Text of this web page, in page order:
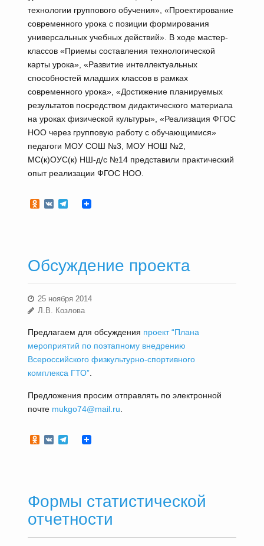
технологии группового обучения», «Проектирование
современного урока с позиции формирования
универсальных учебных действий». В ходе мастер-
классов «Приемы составления технологической
карты урока», «Развитие интеллектуальных
способностей младших классов в рамках
современного урока», «Достижение планируемых
результатов посредством дидактического материала
на уроках физической культуры», «Реализация ФГОС
НОО через групповую работу с обучающимися»
педагоги МОУ СОШ №3, МОУ НОШ №2,
МС(к)ОУС(к) НШ-д/с №14 представили практический
опыт реализации ФГОС НОО.
Odnoklassniki
VKTelegram
Обсуждение проекта
25 ноября 2014
Л.В. Козлова
Предлагаем для обсуждения проект “Плана
мероприятий по поэтапному внедрению
Всероссийского физкультурно-спортивного
комплекса ГТО”.
Предложения просим отправлять по электронной
почте mukgo74@mail.ru
Odnoklassniki
VKTelegram
Формы статистической
отчетности